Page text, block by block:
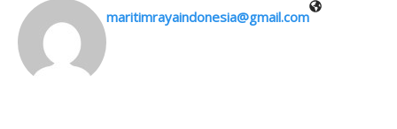
maritimrayaindonesia@gmail.com